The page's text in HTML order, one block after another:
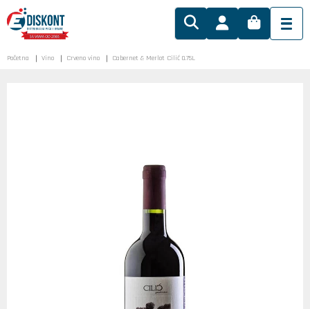
Početna Vino Crveno vino Cabernet & Merlot Cilić 0.75L